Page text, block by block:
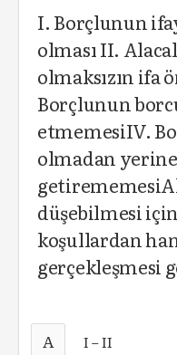
I. Borçlunun
olması II.
olmaksızın
Borçlunun
etmemesiIV.
olmadan yerine
düşebilmesi
koşullardan
gerçekleşmesi
A I – II